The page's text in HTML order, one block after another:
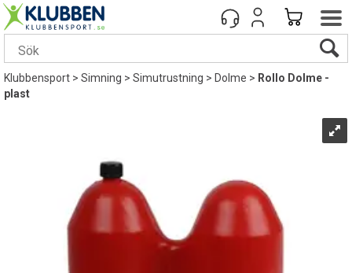
Klubbensport>Simning>Simutrustning>Dolme> Rollo Dolme -
plast